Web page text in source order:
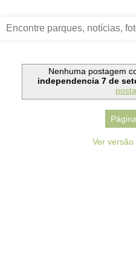
Nenhuma postagem
independencia 7 de
Ver